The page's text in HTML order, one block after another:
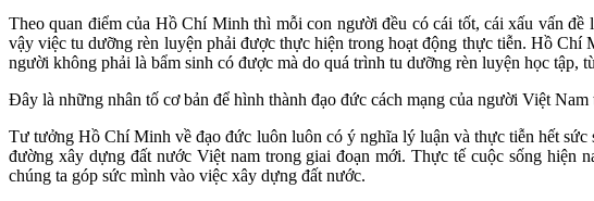
Theo quan điểm của Hồ Chí Minh thì mỗi con người đều có cái tốt, cái xấu vấn
vậy việc tu dưỡng rèn luyện phải được thực hiện trong hoạt động thực tiễn. Hồ
người không phải là bẩm sinh có được mà do quá trình tu dưỡng rèn luyện học tập,
Đây là những nhân tố cơ bản để hình thành đạo đức cách mạng của người Việt
Tư tưởng Hồ Chí Minh về đạo đức luôn luôn có ý nghĩa lý luận và thực tiễn hết sức
đường xây dựng đất nước Việt nam trong giai đoạn mới. Thực tế cuộc sống hiện
chúng ta góp sức mình vào việc xây dựng đất nước.